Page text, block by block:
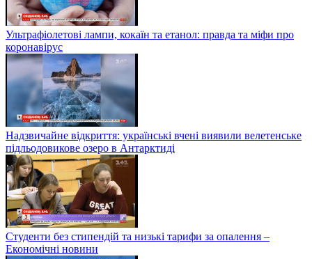
Ультрафіолетові лампи, кокаїн та етанол: правда та міфи про
коронавірус
Надзвичайне відкриття: українські вчені виявили велетенське
підльодовикове озеро в Антарктиді
Студенти без стипендій та низькі тарифи за опалення –
Економічні новини